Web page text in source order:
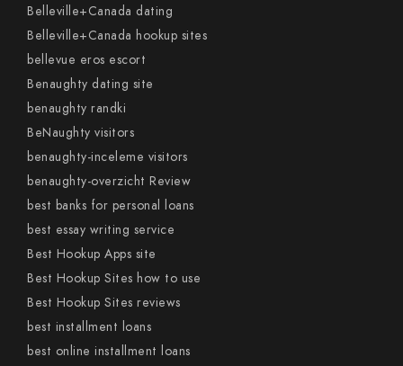
Belleville+Canada dating
Belleville+Canada hookup sites
bellevue eros escort
Benaughty dating site
benaughty randki
BeNaughty visitors
benaughty-inceleme visitors
benaughty-overzicht Review
best banks for personal loans
best essay writing service
Best Hookup Apps site
Best Hookup Sites how to use
Best Hookup Sites reviews
best installment loans
best online installment loans